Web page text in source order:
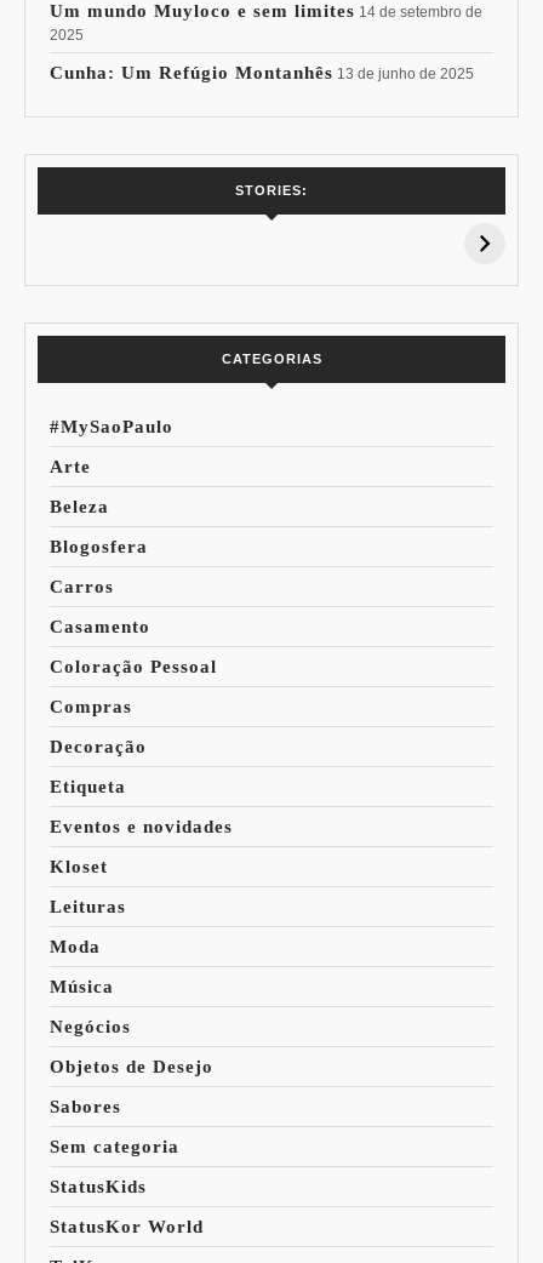
Um mundo Muyloco e sem limites 14 de setembro de
2025
Cunha: Um Refúgio Montanhês 13 de junho de 2025
STORIES:
15% de
Pessoal: Os
CATEGORIAS
#MySaoPaulo
Arte
Beleza
Blogosfera
Carros
Casamento
Coloração Pessoal
Compras
Decoração
Etiqueta
Eventos e novidades
Kloset
Leituras
Moda
Música
Negócios
Objetos de Desejo
Sabores
Sem categoria
StatusKids
StatusKor World